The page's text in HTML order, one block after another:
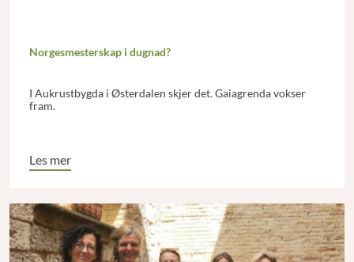
Norgesmesterskap i dugnad?
I Aukrustbygda i Østerdalen skjer det. Gaiagrenda vokser
fram.
Les mer